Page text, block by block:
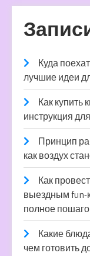
Куда
лучшие идеи
Как купить
инструкция
Принцип
как воздух
Как
выездным fun-
полное
Какие
чем готовить